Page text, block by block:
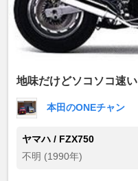
地味だけどソコソコ速い
本田のONEチャン
ヤマハ / FZX750
不明 (1990年)